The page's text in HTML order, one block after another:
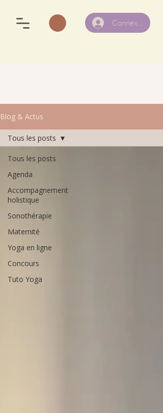
Connexion
Blog & Actus
Tous les posts
Agenda
Accompagnement
holistique
Sonothérapie
Maternité
Yoga en ligne
Concours
Tuto Yoga
Tous les posts